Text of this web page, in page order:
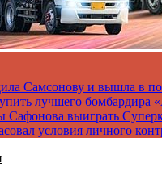
Самсонову и вышла в
лучшего бомбардира
Сафонова выиграть
условия личного